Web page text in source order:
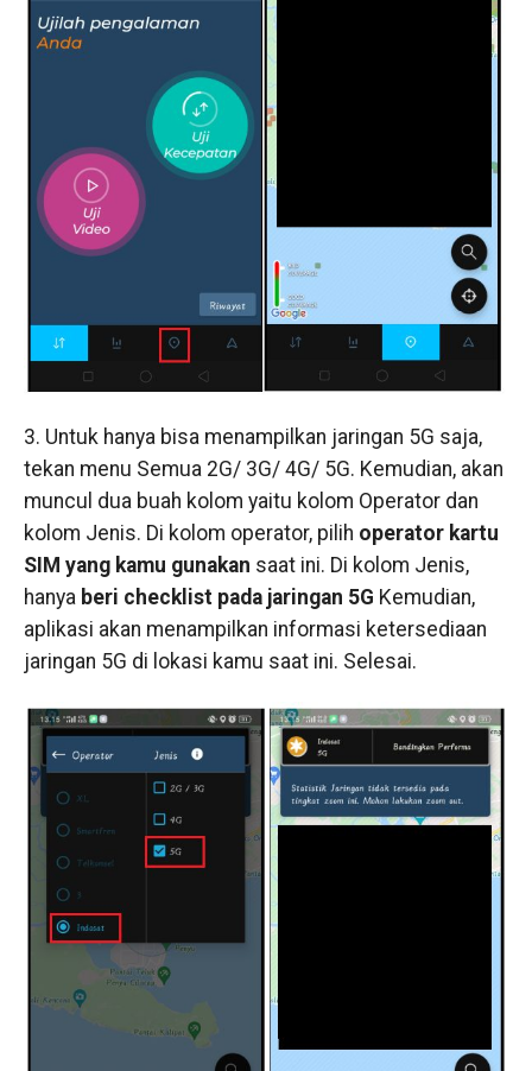
3. Untuk hanya bisa menampilkan jaringan 5G saja,
tekan menu Semua 2G/ 3G/ 4G/ 5G. Kemudian, akan
muncul dua buah kolom yaitu kolom Operator dan
kolom Jenis. Di kolom operator, pilih operator kartu
SIM yang kamu gunakan saat ini. Di kolom Jenis,
hanya beri checklist pada jaringan 5G Kemudian,
aplikasi akan menampilkan informasi ketersediaan
jaringan 5G di lokasi kamu saat ini. Selesai.